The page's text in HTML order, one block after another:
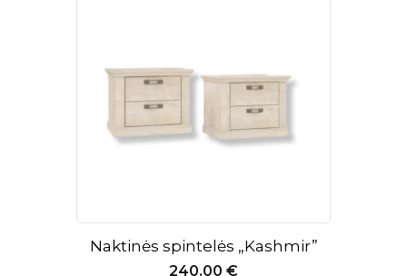
Naktinės spintelės „Kashmir”
240.00 €